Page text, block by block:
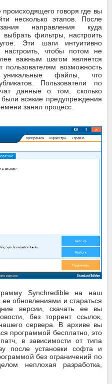
говоря где вы
несколько этапов. После
направления куда
фильтры, настроить
Эти шаги интуитивно
чтобы потом не
важным шагом является
пользователям возможность
уникальные файлы, что
Пользователи по
данные о том, сколько
всякие предупреждения
занял процесс.
Synchredible на наш
ее обновлениями и стараться
версии, скачать ее вы
без торрент ссылок,
сервера. В архиве вы
программой бесплатно, это
в зависимости от типа
после установки софта и
без ограничений по
неплохая разработка,